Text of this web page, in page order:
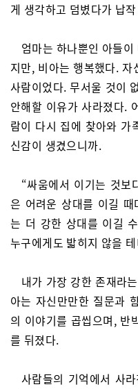
게 생각하고 덤볐다가 납
엄마는 하나뿐인 아들
지만, 비아는 행복했다.
사람이었다. 무서울 것이
안해할 이유가 사라졌다.
람이 다시 집에 찾아와 가
신감이 생겼으니까.
“싸움에서 이기는 것
은 어려운 상대를 이길 때
는 더 강한 상대를 이길
누구에게도 밟히지 않을
내가 가장 강한 존재라
아는 자신만만한 질문과
의 이야기를 곱씹으며, 반
를 뒤졌다.
사람들의 기억에서 사